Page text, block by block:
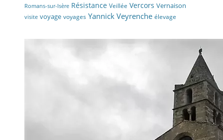
Romans-sur-Isère Résistance Veillée Vercors Vernaison
visite voyage voyages Yannick Veyrenche élevage